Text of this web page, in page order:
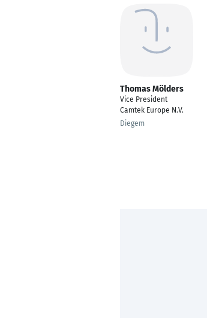
Thomas Mölders
Vice President
Camtek Europe N.V.
Diegem